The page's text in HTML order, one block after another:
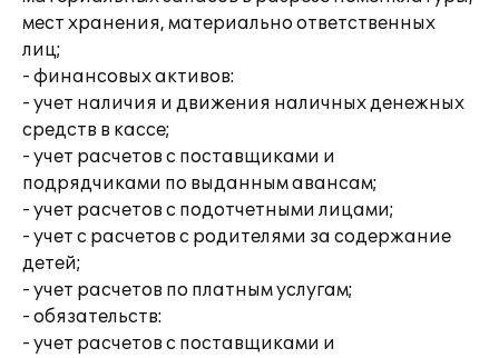
мест хранения, материально ответственных
лиц;
- финансовых активов:
- учет наличия и движения наличных денежных
средств в кассе;
- учет расчетов с поставщиками и
подрядчиками по выданным авансам;
- учет расчетов с подотчетными лицами;
- учет с расчетов с родителями за содержание
детей;
- учет расчетов по платным услугам;
- обязательств:
- учет расчетов с поставщиками и